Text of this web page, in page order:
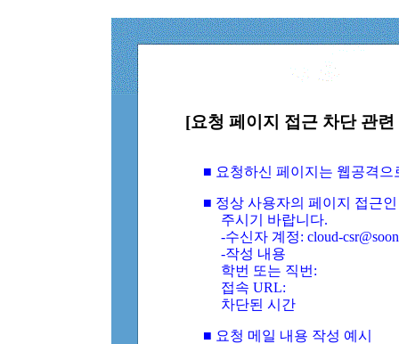
[요청 페이지 접근 차단 관
■ 요청하신 페이지는 웹공격
■ 정상 사용자의 페이지 접근
주시기 바랍니다.
-수신자 계정: cloud-
-작성 내용
학번 또는 직번:
접속 URL:
차단된 시간
■ 요청 메일 내용 작성 예시